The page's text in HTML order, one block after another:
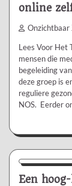
online
Onzichtbaar
Lees Voor Het
mensen die
begeleiding
deze groep is
reguliere
NOS. Eerder
Een